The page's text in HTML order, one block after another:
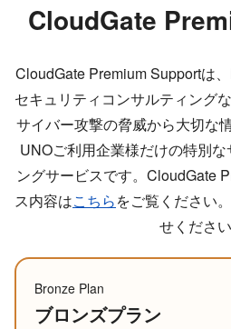
CloudGate
CloudGate Premium Supportは
セキュリティコンサルティング
サイバー攻撃の脅威から大切な
UNOご利用企業様だけの特別
ングサービスです。 CloudGate
ス内容はこちらをご覧ください。
せください
Bronze Plan
ブロンズプラン